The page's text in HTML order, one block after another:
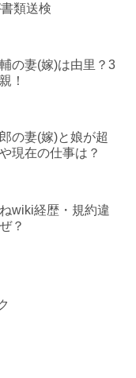
類送検
の妻(嫁)は由里？3
！
の妻(嫁)と娘が超
現在の仕事は？
wiki経歴・規約違
？